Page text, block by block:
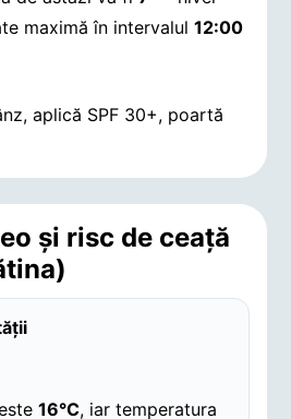
maximă în intervalul12:00
aplică SPF 30+, poartă
și risc de ceață
16°C, iar temperatura